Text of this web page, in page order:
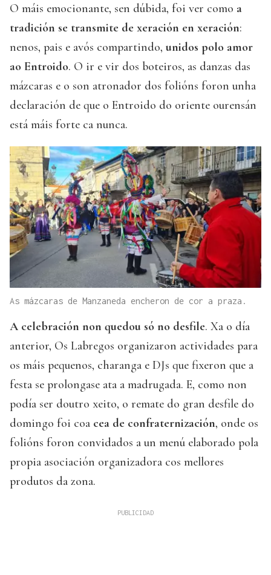
O máis emocionante, sen dúbida, foi ver como a
tradición se transmite de xeración en xeración:
nenos, pais e avós compartindo, unidos polo amor
ao Entroido. O ir e vir dos boteiros, as danzas das
mázcaras e o son atronador dos folións foron unha
declaración de que o Entroido do oriente ourensán
está máis forte ca nunca.
As mázcaras de Manzaneda encheron de cor a praza.
A celebración non quedou só no desfile. Xa o día
anterior, Os Labregos organizaron actividades para
os máis pequenos, charanga e DJs que fixeron que a
festa se prolongase ata a madrugada. E, como non
podía ser doutro xeito, o remate do gran desfile do
domingo foi coa cea de confraternización, onde os
folións foron convidados a un menú elaborado pola
propia asociación organizadora cos mellores
produtos da zona.